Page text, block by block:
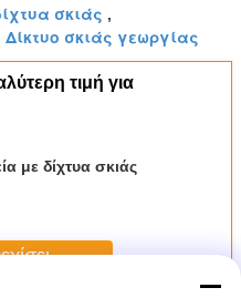
σκιάς ,
Δίκτυο σκιάς γεωργίας
τιμή για
με δίχτυα σκιάς